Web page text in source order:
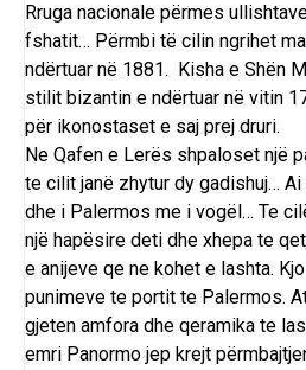
Rruga nacionale përmes
fshatit… Përmbi të cilin ngrihet
ndërtuar në 1881. Kisha e Shën
stilit bizantin e ndërtuar në vitin
për ikonostaset e saj prej druri.
Ne Qafen e Lerës shpaloset një
te cilit janë zhytur dy gadishuj…
dhe i Palermos me i vogël… Te
një hapësire deti dhe xhepa te
e anijeve qe ne kohet e lashta.
punimeve te portit te Palermos.
gjeten amfora dhe qeramika te
emri Panormo jep krejt